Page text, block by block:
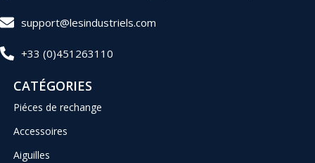
support@lesindustriels.com
+33 (0)451263110
CATÉGORIES
Piéces de rechange
Accessoires
Aiguilles